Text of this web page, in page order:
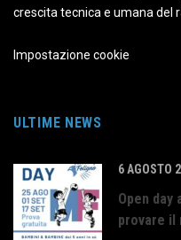
crescita tecnica e umana del
Impostazione cookie
ULTIME NEWS
6 AGOSTO
Open
provare il